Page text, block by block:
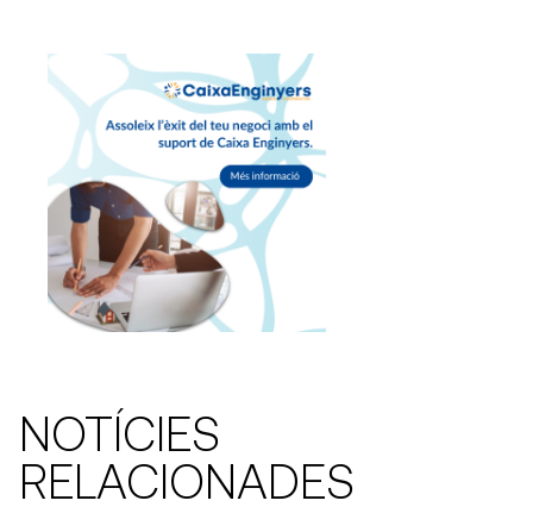
NOTÍCIES
RELACIONADES